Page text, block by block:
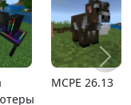
ада
Карта на